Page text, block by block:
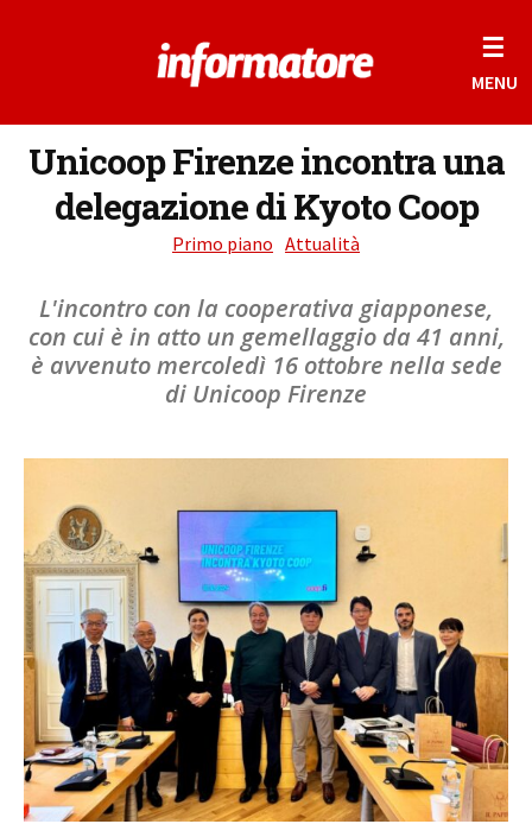
☰
MENU
Unicoop Firenze incontra una
delegazione di Kyoto Coop
Primo piano Attualità
L'incontro con la cooperativa giapponese,
con cui è in atto un gemellaggio da 41 anni,
è avvenuto mercoledì 16 ottobre nella sede
di Unicoop Firenze